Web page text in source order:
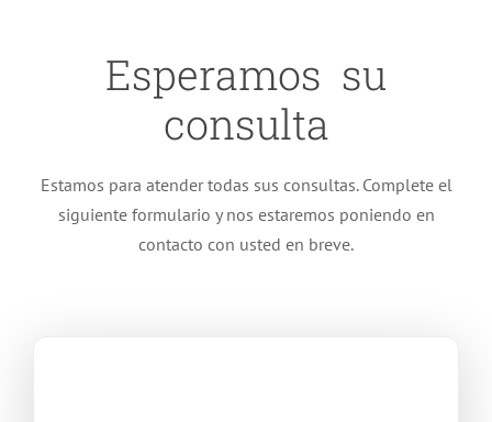
Esperamos su
consulta
Estamos para atender todas sus consultas. Complete el
siguiente formulario y nos estaremos poniendo en
contacto con usted en breve.